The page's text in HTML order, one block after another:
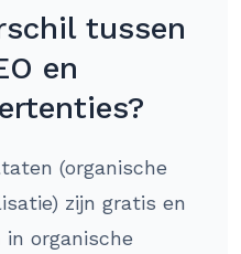
tussen
en
(organische
zijn gratis en
organische